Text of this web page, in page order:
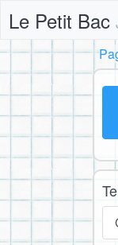
Le Petit Bac